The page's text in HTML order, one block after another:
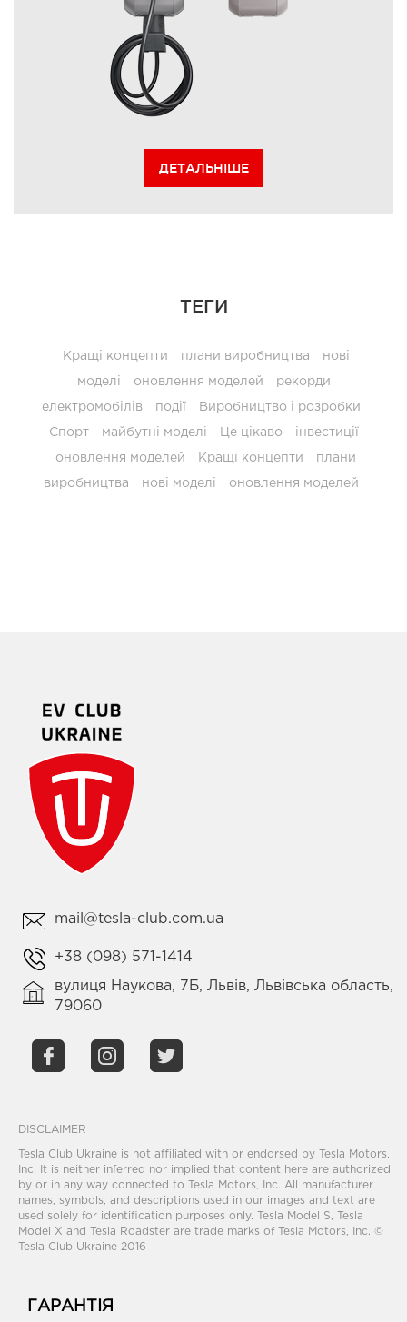
ДЕТАЛЬНІШЕ
ТЕГИ
Кращі концепти плани виробництва нові
моделі оновлення моделей рекорди
електромобілів події Виробництво і розробки
Спорт майбутні моделі Це цікаво інвестиції
оновлення моделей Кращі концепти плани
виробництва нові моделі оновлення моделей
mail@tesla-club.com.ua
+38 (098) 571-1414
вулиця Наукова, 7Б, Львів, Львівська область,
79060
DISCLAIMER
Tesla Club Ukraine is not affiliated with or endorsed by Tesla Motors,
Inc. It is neither inferred nor implied that content here are authorized
by or in any way connected to Tesla Motors, Inc. All manufacturer
names, symbols, and descriptions used in our images and text are
used solely for identification purposes only. Tesla Model S, Tesla
Model X and Tesla Roadster are trade marks of Tesla Motors, Inc. ©
Tesla Club Ukraine 2016
ГАРАНТІЯ